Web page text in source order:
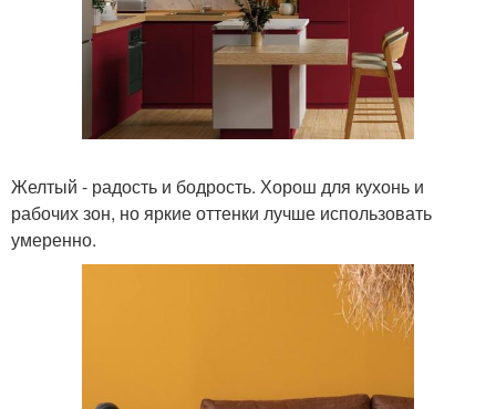
Желтый - радость и бодрость. Хорош для кухонь и
рабочих зон, но яркие оттенки лучше использовать
умеренно.